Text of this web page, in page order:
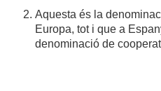
Aquesta és la
Europa, tot i que a
denominació de